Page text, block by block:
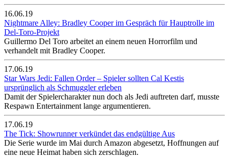
16.06.19
Nightmare Alley: Bradley Cooper im Gespräch für Hauptrolle im
Del-Toro-Projekt
Guillermo Del Toro arbeitet an einem neuen Horrorfilm und
verhandelt mit Bradley Cooper.
17.06.19
Star Wars Jedi: Fallen Order – Spieler sollten Cal Kestis
ursprünglich als Schmuggler erleben
Damit der Spielercharakter nun doch als Jedi auftreten darf, musste
Respawn Entertainment lange argumentieren.
17.06.19
The Tick: Showrunner verkündet das endgültige Aus
Die Serie wurde im Mai durch Amazon abgesetzt, Hoffnungen auf
eine neue Heimat haben sich zerschlagen.